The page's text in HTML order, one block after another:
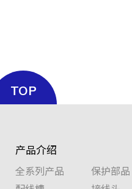
TOP
产品介绍
全系列产品
保护部品